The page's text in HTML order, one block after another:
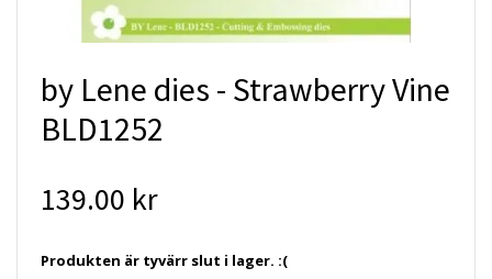
by Lene dies - Strawberry Vine
BLD1252
139.00 kr
Produkten är tyvärr slut i lager. :(